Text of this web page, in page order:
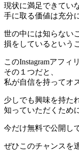
現状に満足できてい
手に取る価値は充分
世の中には知らない
損をしているという
このInstagramアフィ
その１つだと、
私が自信を持ってオ
少しでも興味を持た
知っていただくため
今だけ無料で公開し
ぜひこのチャンスを